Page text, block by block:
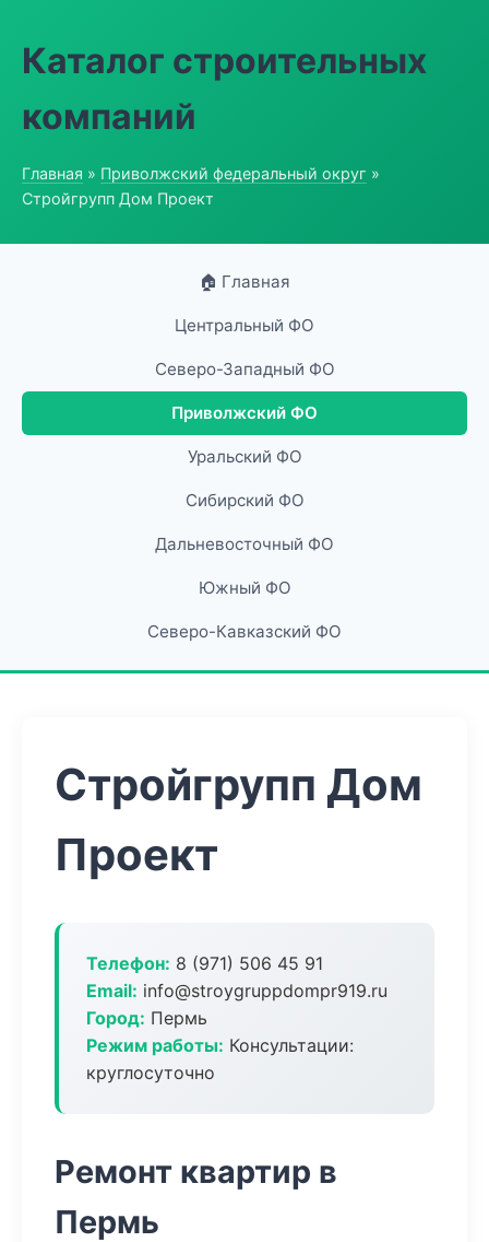
Каталог строительных
компаний
Главная » Приволжский федеральный округ »
Стройгрупп Дом Проект
🏠 Главная
Центральный ФО
Северо-Западный ФО
Приволжский ФО
Уральский ФО
Сибирский ФО
Дальневосточный ФО
Южный ФО
Северо-Кавказский ФО
Стройгрупп Дом
Проект
Телефон: 8 (971) 506 45 91
Email: info@stroygruppdompr919.ru
Город: Пермь
Режим работы: Консультации:
круглосуточно
Ремонт квартир в
Пермь